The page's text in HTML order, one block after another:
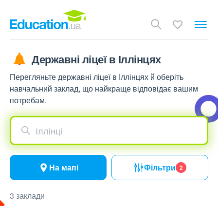
Державні ліцеї в Іллінцях
Перегляньте державні ліцеї в Іллінцях й оберіть
навчальний заклад, що найкраще відповідає вашим
потребам.
Іллінці
На мапі Фільтри 2
3 заклади